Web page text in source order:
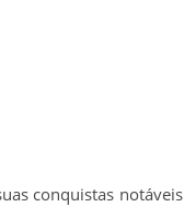
conquistas notáveis